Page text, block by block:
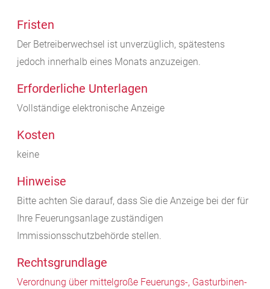
Fristen
Der Betreiberwechsel ist unverzüglich, spätestens
jedoch innerhalb eines Monats anzuzeigen.
Erforderliche Unterlagen
Vollständige elektronische Anzeige
Kosten
keine
Hinweise
Bitte achten Sie darauf, dass Sie die Anzeige bei der für
Ihre Feuerungsanlage zuständigen
Immissionsschutzbehörde stellen.
Rechtsgrundlage
Verordnung über mittelgroße Feuerungs-, Gasturbinen-